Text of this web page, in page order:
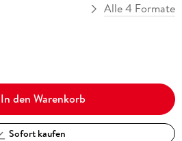
Alle 4 Formate
In den Warenkorb
Sofort kaufen